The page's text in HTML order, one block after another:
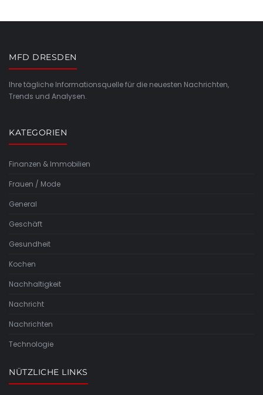
MFD DRESDEN
Ihre tägliche Informationsquelle für die neuesten Nachrichten,
Trends und Analysen.
KATEGORIEN
Finanzen & Immobilien
Frauen / Mode
General
Geschäft
Gesundheit
Kochen
Nachhaltigkeit
Nachricht
Nachrichten
Technologie
NÜTZLICHE LINKS